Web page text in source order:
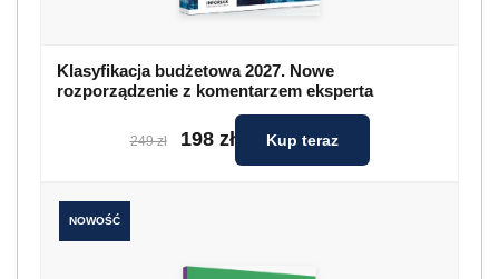
Klasyfikacja budżetowa 2027. Nowe
rozporządzenie z komentarzem eksperta
249 zł 198 zł Kup teraz
NOWOŚĆ